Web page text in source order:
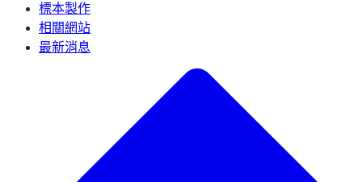
標本製作
相關網站
最新消息